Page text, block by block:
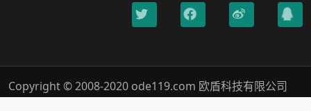
Copyright © 2008-2020 ode119.com 欧盾科技有限公司